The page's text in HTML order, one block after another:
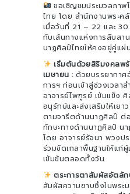
ขอเชิญชมประมวลภาพ
ไทย โดย สำนักงานพระค
เมื่อวันที่ 21 – 22 และ
กับเส้นทางแห่งการสืบสา
นาฏศิลป์ไทยให้คงอยู่คู่แผ่
เริ่มต้นด้วยสิริมงคลพ
เมษายน :ด้วยบรรยากาศ
การฯ ก่อนเข้าสู่ช่วงเวลา
อาจารย์ไพฑูรย์ เข้มแข็ง
อนุรักษ์และส่งเสริมให้เย
ตามจารีตด้านนาฏศิลป์ ต่
ทักษะทางด้านนาฏศิลป์ น
โดย อาจารย์รัจนา พวงป
ร่วมขัดเกลาพื้นฐานให้แก่
เข้มข้นตลอดทั้งวัน
ตระการตาสัมผัสอัตลั
สัมผัสความซาบซึ้งในพร